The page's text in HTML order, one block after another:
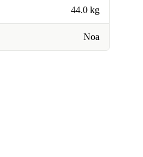
44.0 kg
Noa